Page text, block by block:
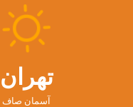
تهران
آسمان صاف